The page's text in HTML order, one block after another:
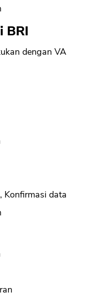
BRI
dengan VA
Konfirmasi data